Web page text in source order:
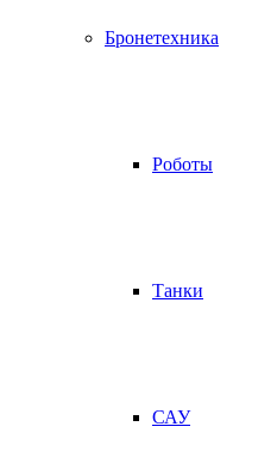
Бронетехника
Роботы
Танки
САУ